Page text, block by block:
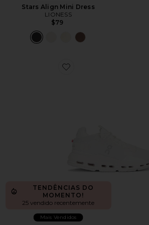
Stars Align Mini Dress
LIONESS
$79
Favorite Cloudnova 2 Sneaker
TENDÊNCIAS DO
MOMENTO!
25 vendido recentemente
Mais Vendidos